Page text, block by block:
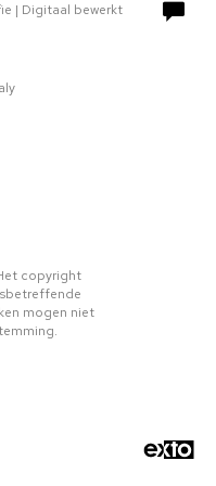
| Digitaal bewerkt
copyright
mogen niet